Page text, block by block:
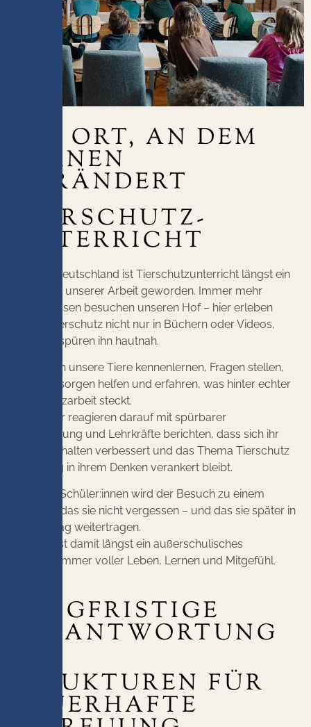
EIN ORT, AN DEM
LERNEN
VERÄNDERT
TIERSCHUTZ­
UNTERRICHT
Auch in Deutschland ist Tierschutzunterricht längst ein
fester Teil unserer Arbeit geworden. Immer mehr
Schulklassen besuchen unseren Hof – hier erleben
Kinder Tierschutz nicht nur in Büchern oder Videos,
sondern spüren ihn hautnah.
Sie dürfen unsere Tiere kennenlernen, Fragen stellen,
beim Versorgen helfen und erfahren, was hinter echter
Tierschutzarbeit steckt.
Die Kinder reagieren darauf mit spürbarer
Begeisterung und Lehrkräfte berichten, dass sich ihr
Sozialverhalten verbessert und das Thema Tierschutz
langfristig in ihrem Denken verankert bleibt.
Für viele Schüler:innen wird der Besuch zu einem
Erlebnis, das sie nicht vergessen – und das sie später in
ihren Alltag weitertragen.
Der Hof ist damit längst ein außerschulisches
Klassenzimmer voller Leben, Lernen und Mitgefühl.
LANGFRISTIGE
VERANTWORTUNG
STRUKTUREN FÜR
DAUERHAFTE